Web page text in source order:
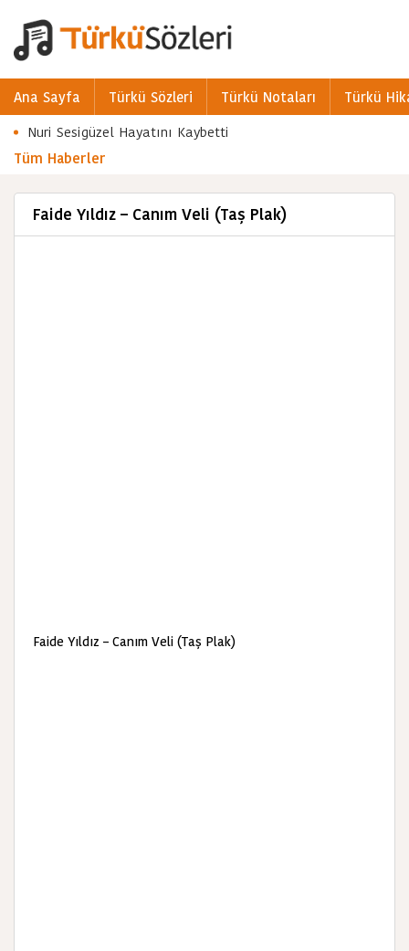
Ana Sayfa Türkü Sözleri Türkü Notaları
Türkü
Nuri Sesigüzel Hayatını Kaybetti
Tüm Haberler
Faide Yıldız – Canım Veli (Taş Plak)
Faide Yıldız – Canım Veli (Taş Plak)